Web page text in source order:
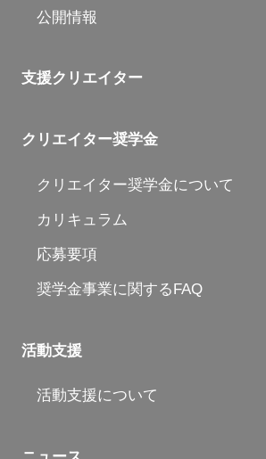
公開情報
支援クリエイター
クリエイター奨学金
クリエイター奨学金について
カリキュラム
応募要項
奨学金事業に関するFAQ
活動支援
活動支援について